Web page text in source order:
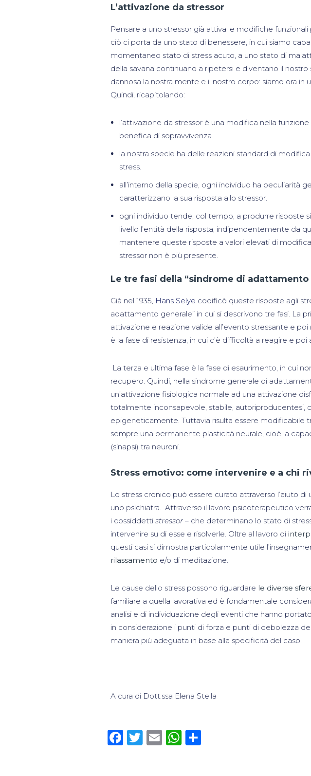
L’attivazione da stressor
Pensare a uno stressor già attiva le modifiche
ciò ci porta da uno stato di benessere, in cui siamo
momentaneo stato di stress acuto, a uno stato di
della savana continuano a ripetersi e diventano il
dannosa la nostra mente e il nostro corpo: siamo ora in
Quindi, ricapitolando:
l’attivazione da stressor è una modifica nella
benefica di sopravvivenza.
la nostra specie ha delle reazioni standard di
stress.
all’interno della specie, ogni individuo ha peculiarità
caratterizzano la sua risposta allo stressor.
ogni individuo tende, col tempo, a produrre risposte
livello l’entità della risposta, indipendentemente da
mantenere queste risposte a valori elevati di
stressor non è più presente.
Le tre fasi della “sindrome di adattamento
Già nel 1935, Hans Selye codificò queste risposte agli
adattamento generale” in cui si descrivono tre fasi. La
attivazione e reazione valide all’evento stressante e
è la fase di resistenza, in cui c’è difficoltà a reagire e poi
La terza e ultima fase è la fase di esaurimento, in cui
recupero. Quindi, nella sindrome generale di
un’attivazione fisiologica normale ad una attivazione
totalmente inconsapevole, stabile,
epigeneticamente. Tuttavia risulta essere modificabile
sempre una permanente plasticità neurale, cioè la
(sinapsi) tra neuroni.
Stress emotivo: come intervenire e a chi
Lo stress cronico può essere curato attraverso l’aiuto
uno psichiatra. Attraverso il lavoro psicoterapeutico
i cossiddetti stressor – che determinano lo stato di
intervenire su di esse e risolverle. Oltre al lavoro di
questi casi si dimostra particolarmente utile
rilassamento e/o di meditazione.
Le cause dello stress possono riguardare le diverse
familiare a quella lavorativa ed è fondamentale
analisi e di individuazione degli eventi che hanno
in considerazione i punti di forza e punti di debolezza
maniera più adeguata in base alla specificità del caso.
A cura di Dott.ssa Elena Stella
Facebook
Twitter
EmailWhatsApp